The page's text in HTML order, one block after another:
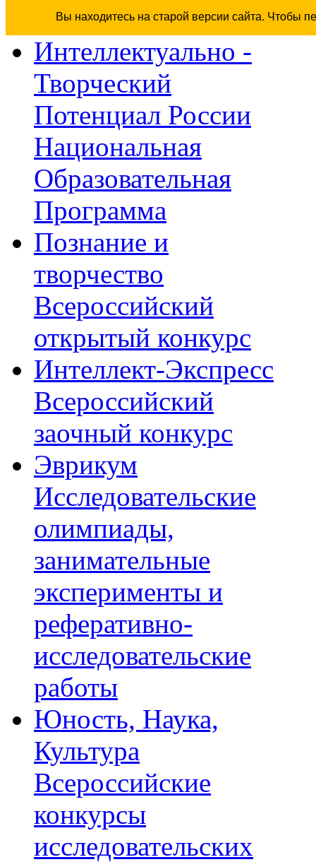
Вы находитесь на старой версии сайта. Чтобы
Интеллектуально -
Творческий
Потенциал России
Национальная
Образовательная
Программа
Познание и
творчество
Всероссийский
открытый конкурс
Интеллект-Экспресс
Всероссийский
заочный конкурс
Эврикум
Исследовательские
олимпиады,
занимательные
эксперименты и
реферативно-
исследовательские
работы
Юность, Наука,
Культура
Всероссийские
конкурсы
исследовательских